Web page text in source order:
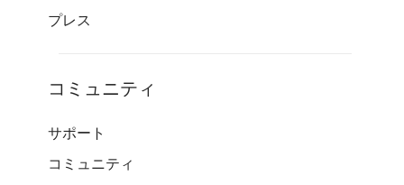
プレス
コミュニティ
サポート
コミュニティ